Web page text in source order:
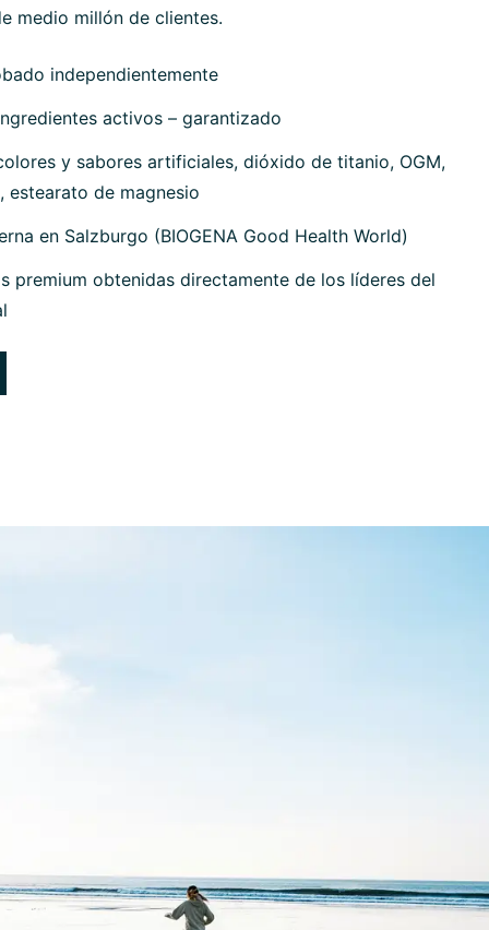
medio millón de clientes.
independientemente
activos – garantizado
y sabores artificiales, dióxido de titanio, OGM,
estearato de magnesio
en Salzburgo (BIOGENA Good Health World)
premium obtenidas directamente de los líderes del